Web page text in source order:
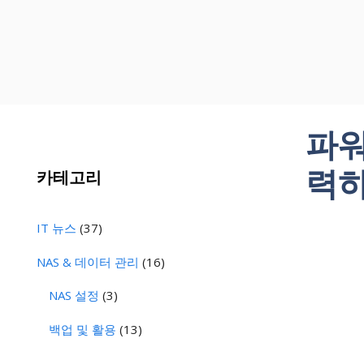
파
력
카테고리
IT 뉴스 (37)
NAS & 데이터 관리 (16)
NAS 설정 (3)
백업 및 활용 (13)